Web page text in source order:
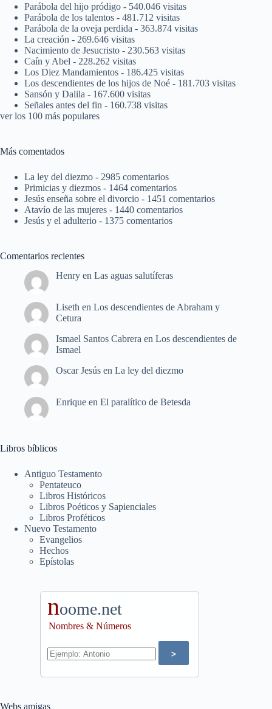
Parábola del hijo pródigo - 540.046 visitas
Parábola de los talentos - 481.712 visitas
Parábola de la oveja perdida - 363.874 visitas
La creación - 269.646 visitas
Nacimiento de Jesucristo - 230.563 visitas
Caín y Abel - 228.262 visitas
Los Diez Mandamientos - 186.425 visitas
Los descendientes de los hijos de Noé - 181.703 visitas
Sansón y Dalila - 167.600 visitas
Señales antes del fin - 160.738 visitas
ver los 100 más populares
Más comentados
La ley del diezmo - 2985 comentarios
Primicias y diezmos - 1464 comentarios
Jesús enseña sobre el divorcio - 1451 comentarios
Atavío de las mujeres - 1440 comentarios
Jesús y el adulterio - 1375 comentarios
Comentarios recientes
Henry en Las aguas salutíferas
Liseth en Los descendientes de Abraham y
Cetura
Ismael Santos Cabrera en Los descendientes de
Ismael
Oscar Jesús en La ley del diezmo
Enrique en El paralítico de Betesda
Libros bíblicos
Antiguo Testamento
Pentateuco
Libros Históricos
Libros Poéticos y Sapienciales
Libros Proféticos
Nuevo Testamento
Evangelios
Hechos
Epístolas
noome.net
Nombres & Números
Webs amigas